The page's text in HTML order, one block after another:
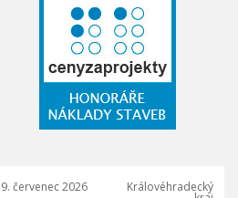
9. červenec 2026 Královéhradecký